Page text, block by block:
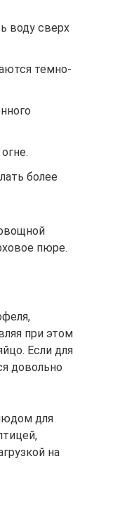
воду сверх
темно-
более
пюре.
при этом
Если для
довольно
для
на